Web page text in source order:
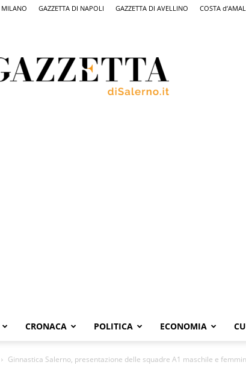
MILANO GAZZETTA DI NAPOLI GAZZETTA DI AVELLINO COSTA
Salerno,
il
quotidiano
CRONACA POLITICA ECONOMIA
Ginnastica Salerno, presentazione delle squadre A1 maschile e